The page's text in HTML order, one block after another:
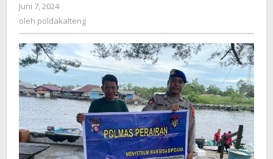
Ilegal
Di
Sekitaran
DAS
Jelai
Serta
Sampaikan
Himbauan
Kamtibmas
Juni 7, 2024
poldakalteng
oleh poldakalteng